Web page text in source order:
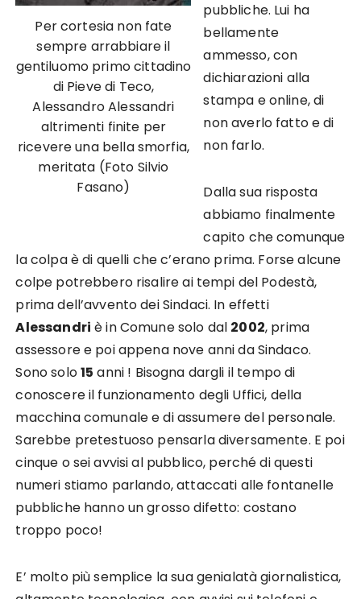
Per cortesia non fate
sempre arrabbiare il
gentiluomo primo cittadino
di Pieve di Teco,
Alessandro Alessandri
altrimenti finite per
ricevere una bella smorfia,
meritata (Foto Silvio
Fasano)
pubbliche. Lui ha
bellamente
ammesso, con
dichiarazioni alla
stampa e online, di
non averlo fatto e di
non farlo.
Dalla sua risposta
abbiamo finalmente
capito che comunque
la colpa è di quelli che c’erano prima. Forse alcune
colpe potrebbero risalire ai tempi del Podestà,
prima dell’avvento dei Sindaci. In effetti
Alessandri è in Comune solo dal 2002, prima
assessore e poi appena nove anni da Sindaco.
Sono solo15 anni ! Bisogna dargli il tempo di
conoscere il funzionamento degli Uffici, della
macchina comunale e di assumere del personale.
Sarebbe pretestuoso pensarla diversamente. E poi
cinque o sei avvisi al pubblico, perché di questi
numeri stiamo parlando, attaccati alle fontanelle
pubbliche hanno un grosso difetto: costano
troppo poco!
E’ molto più semplice la sua genialatà giornalistica,